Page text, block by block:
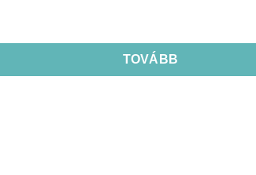
TOVÁBB